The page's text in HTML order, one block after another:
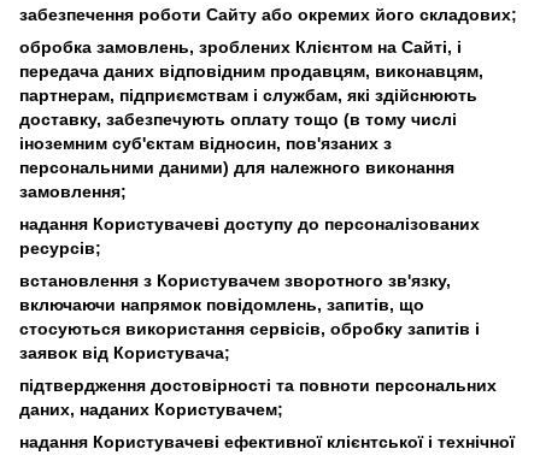
забезпечення роботи Сайту або окремих його складових;
обробка замовлень, зроблених Клієнтом на Сайті, і
передача даних відповідним продавцям, виконавцям,
партнерам, підприємствам і службам, які здійснюють
доставку, забезпечують оплату тощо (в тому числі
іноземним суб'єктам відносин, пов'язаних з
персональними даними) для належного виконання
замовлення;
надання Користувачеві доступу до персоналізованих
ресурсів;
встановлення з Користувачем зворотного зв'язку,
включаючи напрямок повідомлень, запитів, що
стосуються використання сервісів, обробку запитів і
заявок від Користувача;
підтвердження достовірності та повноти персональних
даних, наданих Користувачем;
надання Користувачеві ефективної клієнтської і технічної